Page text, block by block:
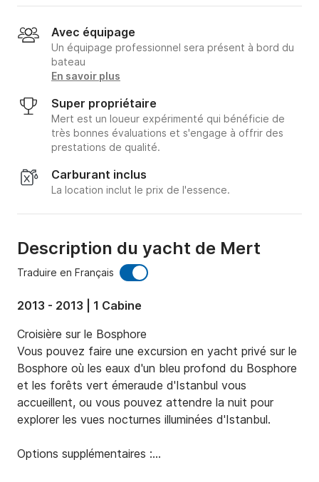
Avec équipage
Un équipage professionnel sera présent à bord du
bateau
En savoir plus
Super propriétaire
Mert est un loueur expérimenté qui bénéficie de
très bonnes évaluations et s'engage à offrir des
prestations de qualité.
Carburant inclus
La location inclut le prix de l'essence.
Description du yacht de Mert
Traduire en Français
2013 - 2013 | 1 Cabine
Croisière sur le Bosphore
Vous pouvez faire une excursion en yacht privé sur le
Bosphore où les eaux d'un bleu profond du Bosphore
et les forêts vert émeraude d'Istanbul vous
accueillent, ou vous pouvez attendre la nuit pour
explorer les vues nocturnes illuminées d'Istanbul.
Options supplémentaires :